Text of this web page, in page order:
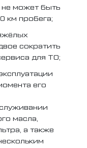
может быть
км пробега;
сократить
для ТО;
его
масла,
а также